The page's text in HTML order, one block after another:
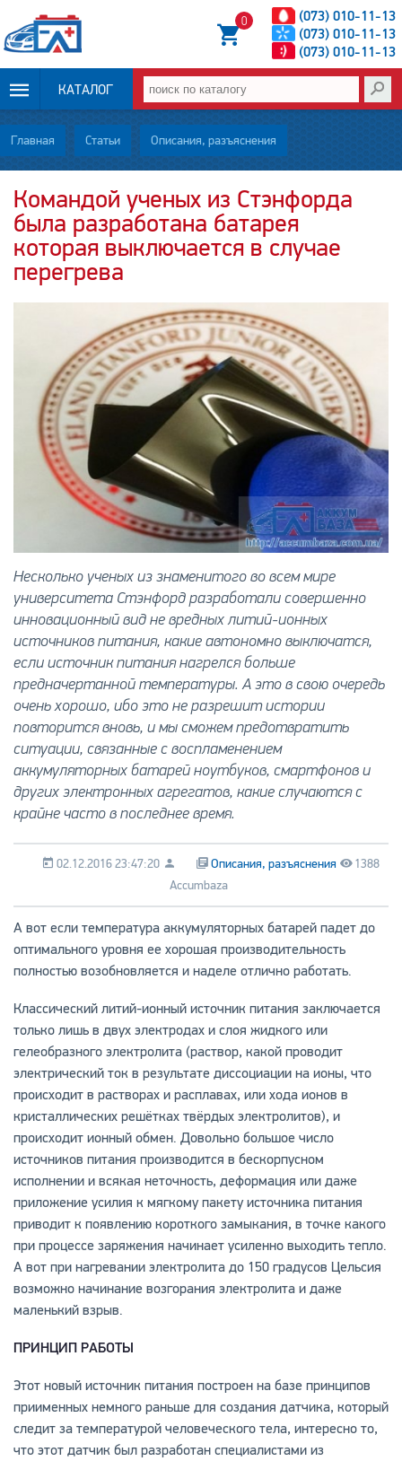
(073) 010-11-13
(073) 010-11-13
(073) 010-11-13
0
КАТАЛОГ
ОПЛАТА И
ДОСТАВКА
НОВОСТИ
СТАТЬИ
О НАС
КОНТАКТЫ
Главная Статьи Описания, разъяснения
Командой ученых из Стэнфорда
была разработана батарея
которая выключается в случае
перегрева
Несколько ученых из знаменитого во всем мире
университета Стэнфорд разработали совершенно
инновационный вид не вредных литий-ионных
источников питания, какие автономно выключатся,
если источник питания нагрелся больше
предначертанной температуры. А это в свою очередь
очень хорошо, ибо это не разрешит истории
повторится вновь, и мы сможем предотвратить
ситуации, связанные с воспламенением
аккумуляторных батарей ноутбуков, смартфонов и
других электронных агрегатов, какие случаются с
крайне часто в последнее время.
Описания, разъяснения 1388
02.12.2016 23:47:20
Accumbaza
А вот если температура аккумуляторных батарей падет до
оптимального уровня ее хорошая производительность
полностью возобновляется и наделе отлично работать.
Классический литий-ионный источник питания заключается
только лишь в двух электродах и слоя жидкого или
гелеобразного электролита (раствор, какой проводит
электрический ток в результате диссоциации на ионы, что
происходит в растворах и расплавах, или хода ионов в
кристаллических решётках твёрдых электролитов), и
происходит ионный обмен. Довольно большое число
источников питания производится в бескорпусном
исполнении и всякая неточность, деформация или даже
приложение усилия к мягкому пакету источника питания
приводит к появлению короткого замыкания, в точке какого
при процессе заряжения начинает усиленно выходить тепло.
А вот при нагревании электролита до 150 градусов Цельсия
возможно начинание возгорания электролита и даже
маленький взрыв.
ПРИНЦИП РАБОТЫ
Этот новый источник питания построен на базе принципов
приименных немного раньше для создания датчика, который
следит за температурой человеческого тела, интересно то,
что этот датчик был разработан специалистами из